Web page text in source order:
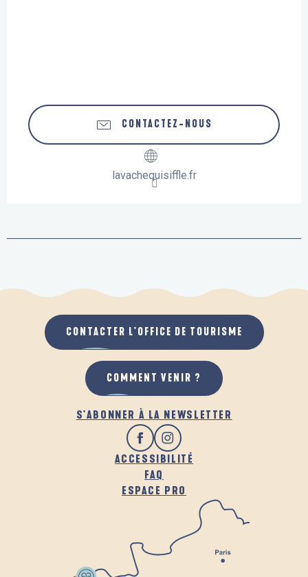
CONTACTEZ-NOUS
lavachequisiffle.fr
S'ABONNER À LA NEWSLETTER
ACCESSIBILITÉ
FAQ
ESPACE PRO
CONTACTER L'OFFICE DE TOURISME
COMMENT VENIR ?